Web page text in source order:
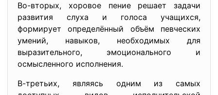
Во-вторых, хоровое пение решает задачи
развития слуха и голоса учащихся,
формирует определённый объём певческих
умений, навыков, необходимых для
выразительного, эмоционального и
осмысленного исполнения.
В-третьих, являясь одним из самых